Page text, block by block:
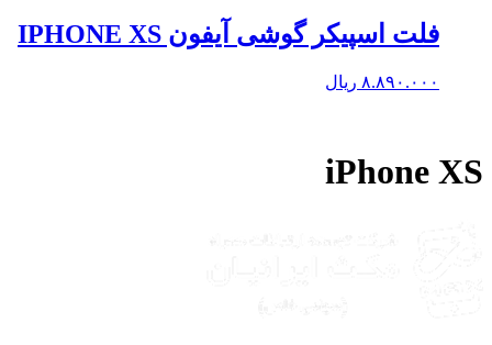
فلت اسپیکر گوشی آیفون IPHONE XS
۸.۸۹۰.۰۰۰ ریال
iPhone